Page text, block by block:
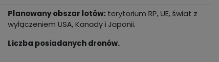
Planowany obszar lotów: terytorium RP, UE, świat z
wyłączeniem USA, Kanady i Japonii.
Liczba posiadanych dronów.